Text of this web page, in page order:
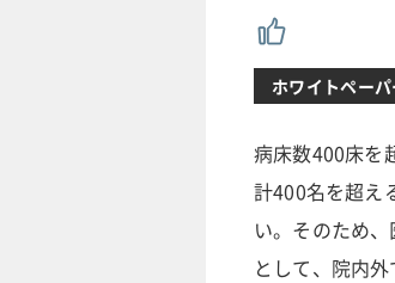
ホワイトペーパ
病床数400床を
計400名を超え
い。そのため
として、院内